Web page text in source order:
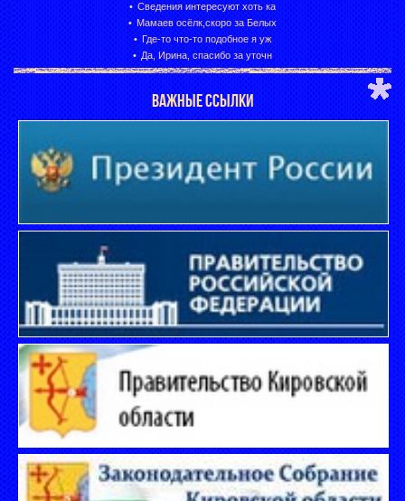
Сведения интересуют хоть ка
Мамаев осёлк,скоро за Белых
Где-то что-то подобное я уж
Да, Ирина, спасибо за уточн
ВАЖНЫЕ ССЫЛКИ